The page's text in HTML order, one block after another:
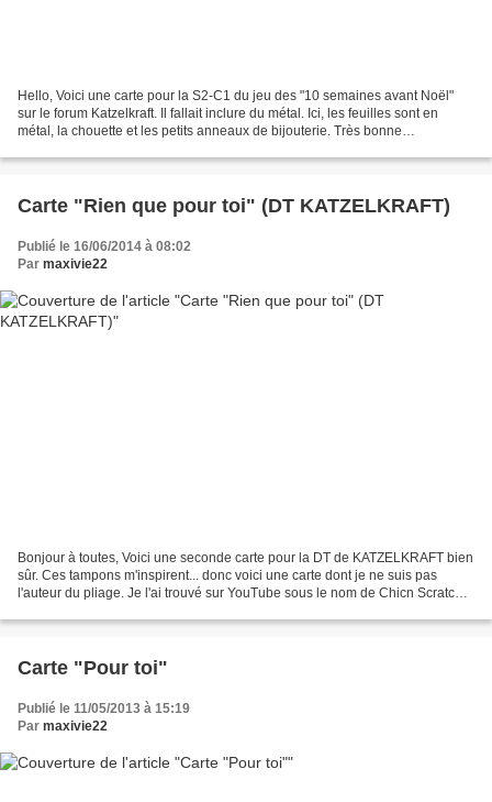
Hello, Voici une carte pour la S2-C1 du jeu des "10 semaines avant Noël"
sur le forum Katzelkraft. Il fallait inclure du métal. Ici, les feuilles sont en
métal, la chouette et les petits anneaux de bijouterie. Très bonne
Carte "Rien que pour toi" (DT KATZELKRAFT)
Publié le 16/06/2014 à 08:02
Par maxivie22
Bonjour à toutes, Voici une seconde carte pour la DT de KATZELKRAFT bien
sûr. Ces tampons m'inspirent... donc voici une carte dont je ne suis pas
l'auteur du pliage. Je l'ai trouvé sur YouTube sous le nom de Chicn Scratch.
Carte "Pour toi"
Publié le 11/05/2013 à 15:19
Par maxivie22